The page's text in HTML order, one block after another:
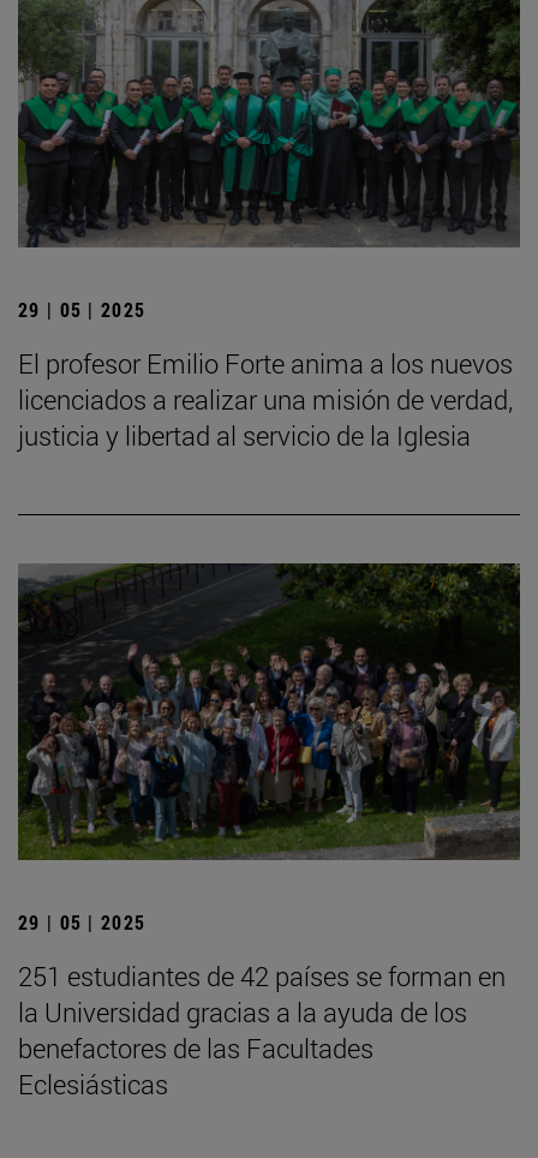
29 | 05 | 2025
El profesor Emilio Forte anima a los nuevos
licenciados a realizar una misión de verdad,
justicia y libertad al servicio de la Iglesia
29 | 05 | 2025
251 estudiantes de 42 países se forman en
la Universidad gracias a la ayuda de los
benefactores de las Facultades
Eclesiásticas